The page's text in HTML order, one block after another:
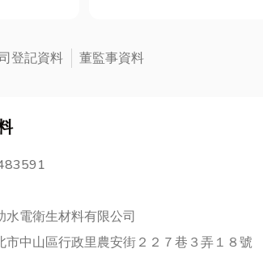
中的那份
牌的渴
享受影音娛樂的「靈魂之
窗」。然而，您知道嗎？從昔
登記資料 董監事資料
水電衛生材料有限公司
市中山區行政里農安街２２７巷３弄１８號